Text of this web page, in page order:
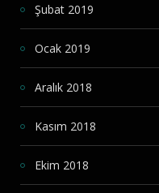
Şubat 2019
Ocak 2019
Aralık 2018
Kasım 2018
Ekim 2018